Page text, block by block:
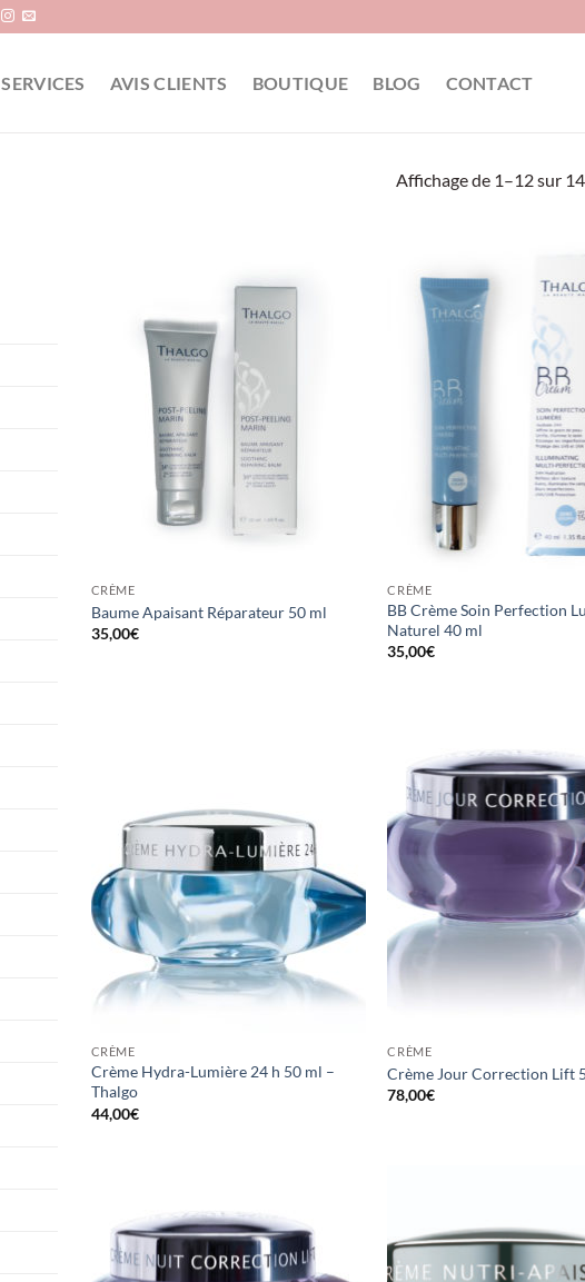
SERVICES AVIS CLIENTS BOUTIQUE BLOG CONTACT
Affichage de 1–12 sur
CRÈME
Baume Apaisant Réparateur 50 ml
35,00€
CRÈME
BB Crème Soin Perfection
Naturel 40 ml
35,00€
CRÈME
Crème Hydra-Lumière 24 h 50 ml –
Thalgo
44,00€
CRÈME
Crème Jour Correction Lift
78,00€